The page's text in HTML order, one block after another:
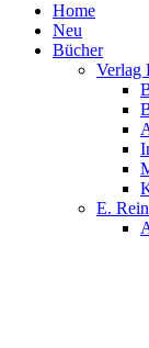
Home
Neu
Bücher
Verlag
E.